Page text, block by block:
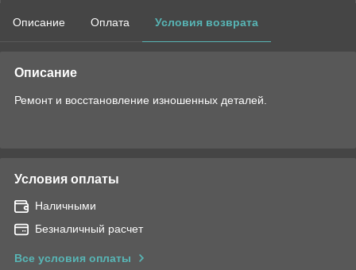
Описание Оплата Условия возврата
Описание
Ремонт и восстановление изношенных деталей.
Условия оплаты
Наличными
Безналичный расчет
Все условия оплаты